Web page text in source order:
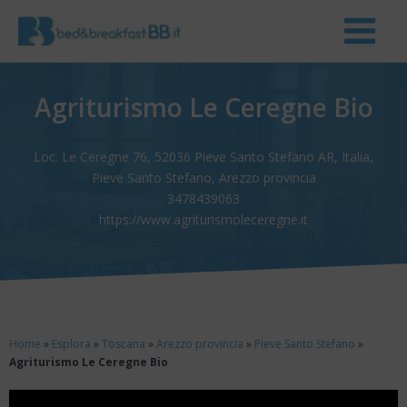
Agriturismo Le Ceregne Bio
Loc. Le Ceregne 76, 52036 Pieve Santo Stefano AR, Italia,
Pieve Santo Stefano, Arezzo provincia
3478439063
https://www.agriturismoleceregne.it
Home » Esplora » Toscana » Arezzo provincia » Pieve Santo Stefano »
Agriturismo Le Ceregne Bio